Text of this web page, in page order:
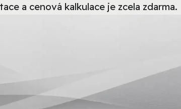
a cenová kalkulace je zcela zdarma.